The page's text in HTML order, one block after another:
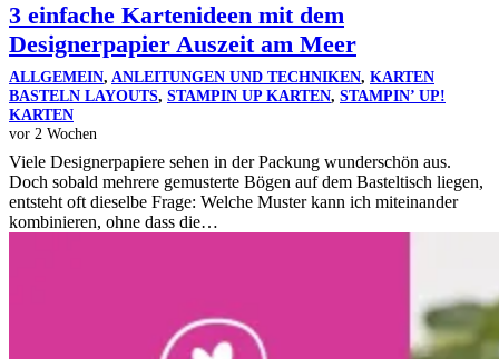
3 einfache Kartenideen mit dem
Designerpapier Auszeit am Meer
ALLGEMEIN, ANLEITUNGEN UND TECHNIKEN, KARTEN
BASTELN LAYOUTS, STAMPIN UP KARTEN, STAMPIN’ UP!
KARTEN
vor 2 Wochen
Viele Designerpapiere sehen in der Packung wunderschön aus.
Doch sobald mehrere gemusterte Bögen auf dem Basteltisch liegen,
entsteht oft dieselbe Frage: Welche Muster kann ich miteinander
kombinieren, ohne dass die…